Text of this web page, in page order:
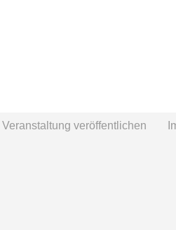
Veranstaltung veröffentlichen